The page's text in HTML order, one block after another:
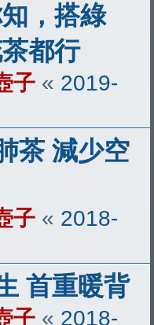
，搭綠
都行
子 « 2019-
茶 減少空
子 « 2018-
首重暖背
子 « 2018-